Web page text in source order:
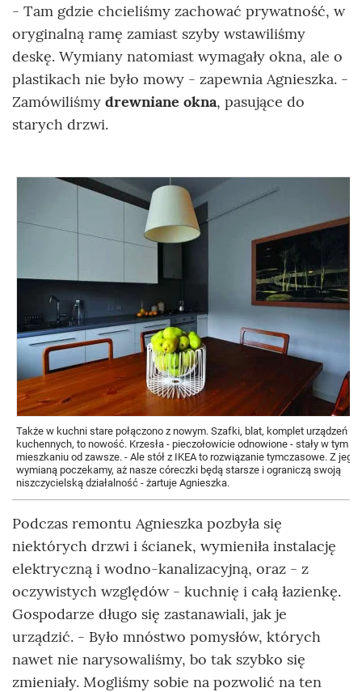
- Tam gdzie chcieliśmy zachować prywatność, w
oryginalną ramę zamiast szyby wstawiliśmy
deskę. Wymiany natomiast wymagały okna, ale o
plastikach nie było mowy - zapewnia Agnieszka. -
Zamówiliśmy drewniane okna, pasujące do
starych drzwi.
Także w kuchni stare połączono z nowym. Szafki, blat, komplet urządzeń
kuchennych, to nowość. Krzesła - pieczołowicie odnowione - stały w tym
mieszkaniu od zawsze. - Ale stół z IKEA to rozwiązanie tymczasowe. Z jego
wymianą poczekamy, aż nasze córeczki będą starsze i ograniczą swoją
niszczycielską działalność - żartuje Agnieszka.
Podczas remontu Agnieszka pozbyła się
niektórych drzwi i ścianek, wymieniła instalację
elektryczną i wodno-kanalizacyjną, oraz - z
oczywistych względów - kuchnię i całą łazienkę.
Gospodarze długo się zastanawiali, jak je
urządzić. - Było mnóstwo pomysłów, których
nawet nie narysowaliśmy, bo tak szybko się
zmieniały. Mogliśmy sobie na pozwolić na ten